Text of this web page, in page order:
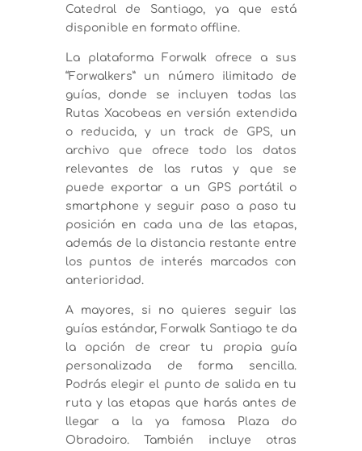
Catedral de Santiago, ya que está
disponible en formato offline.
La plataforma Forwalk ofrece a sus
“Forwalkers” un número ilimitado de
guías, donde se incluyen todas las
Rutas Xacobeas en versión extendida
o reducida, y un track de GPS, un
archivo que ofrece todo los datos
relevantes de las rutas y que se
puede exportar a un GPS portátil o
smartphone y seguir paso a paso tu
posición en cada una de las etapas,
además de la distancia restante entre
los puntos de interés marcados con
anterioridad.
A mayores, si no quieres seguir las
guías estándar, Forwalk Santiago te da
la opción de crear tu propia guía
personalizada de forma sencilla.
Podrás elegir el punto de salida en tu
ruta y las etapas que harás antes de
llegar a la ya famosa Plaza do
Obradoiro. También incluye otras